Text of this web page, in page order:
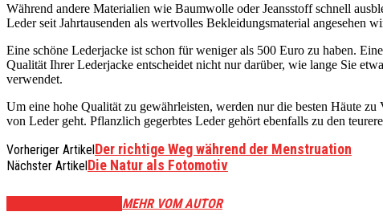
Während andere Materialien wie Baumwolle oder Jeansstoff schnell
Leder seit Jahrtausenden als wertvolles Bekleidungsmaterial angesehen
Eine schöne Lederjacke ist schon für weniger als 500 Euro zu haben.
Qualität Ihrer Lederjacke entscheidet nicht nur darüber, wie lange Sie
verwendet.
Um eine hohe Qualität zu gewährleisten, werden nur die besten Häute
von Leder geht. Pflanzlich gegerbtes Leder gehört ebenfalls zu den
Vorheriger ArtikelDer richtige Weg während der Menstruation
Nächster ArtikelDie Natur als Fotomotiv
MEHR VOM AUTOR